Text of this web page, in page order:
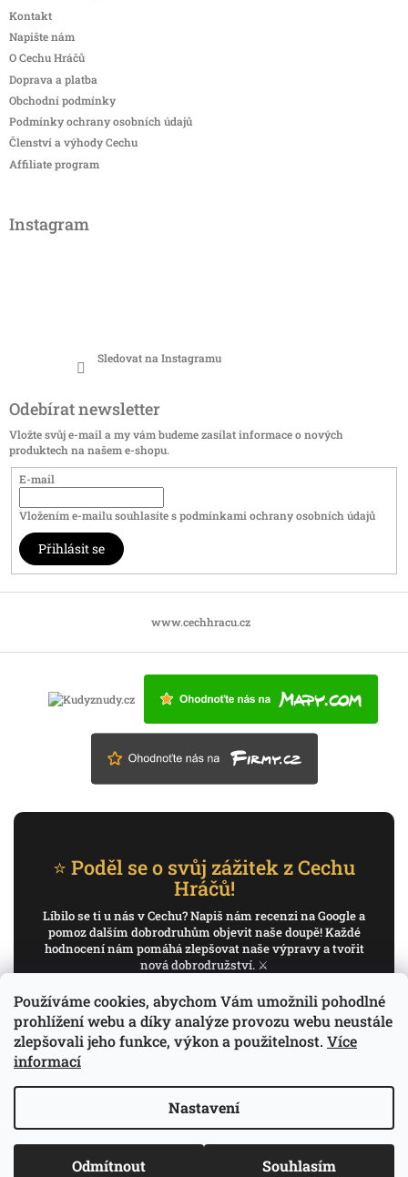
Používáme cookies, abychom Vám umožnili pohodlné
prohlížení webu a díky analýze provozu webu neustále
zlepšovali jeho funkce, výkon a použitelnost. Více
informací
Nastavení
Odmítnout Souhlasím
Kontakt
Napište nám
O Cechu Hráčů
Doprava a platba
Obchodní podmínky
Podmínky ochrany osobních údajů
Členství a výhody Cechu
Affiliate program
Instagram
Sledovat na Instagramu
Odebírat newsletter
Vložte svůj e-mail a my vám budeme zasílat informace o nových
produktech na našem e-shopu.
E-mail
Vložením e-mailu souhlasíte spodmínkami ochrany osobních údajů
Přihlásit se
www.cechhracu.cz
⭐ Poděl se o svůj zážitek z Cechu
Hráčů!
Líbilo se ti u nás v Cechu? Napiš nám recenzi na Google a
pomoz dalším dobrodruhům objevit naše doupě! Každé
hodnocení nám pomáhá zlepšovat naše výpravy a tvořit
nová dobrodružství. ⚔️
✍️ Napiš recenzi na Google
Děkujeme, že pomáháš psát příběh Cechu Hráčů.
Vytvořil ShoptetCopyright 2026 Cech Hráčů. Všechna práva